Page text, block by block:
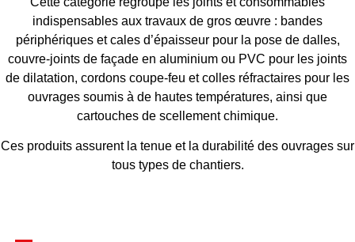
indispensables aux travaux de gros œuvre : bandes
périphériques et cales d’épaisseur pour la pose de dalles,
couvre-joints de façade en aluminium ou PVC pour les joints
de dilatation, cordons coupe-feu et colles réfractaires pour les
ouvrages soumis à de hautes températures, ainsi que
cartouches de scellement chimique.
Ces produits assurent la tenue et la durabilité des ouvrages sur
tous types de chantiers.